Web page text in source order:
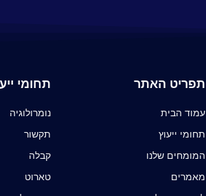
תפריט האתר
עמוד הבית
תחומי ייעוץ
המומחים שלנו
מאמרים
תחומי
נומרולוגיה
תקשור
קבלה
טארוט